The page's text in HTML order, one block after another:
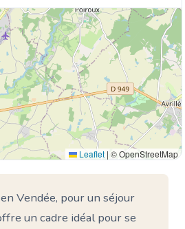
Leaflet | © OpenStreetMap
Vendée, pour un séjour
un cadre idéal pour se